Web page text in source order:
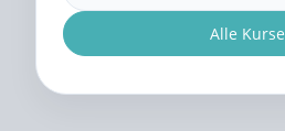
Alle Kurse